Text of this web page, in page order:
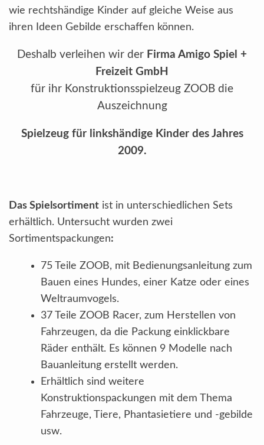
wie rechtshändige Kinder auf gleiche Weise aus
ihren Ideen Gebilde erschaffen können.
Deshalb verleihen wir der Firma Amigo Spiel +
Freizeit GmbH
für ihr Konstruktionsspielzeug ZOOB die
Auszeichnung
Spielzeug für linkshändige Kinder des Jahres
2009.
Das Spielsortiment ist in unterschiedlichen Sets
erhältlich. Untersucht wurden zwei
Sortimentspackungen:
75 Teile ZOOB, mit Bedienungsanleitung zum
Bauen eines Hundes, einer Katze oder eines
Weltraumvogels.
37 Teile ZOOB Racer, zum Herstellen von
Fahrzeugen, da die Packung einklickbare
Räder enthält. Es können 9 Modelle nach
Bauanleitung erstellt werden.
Erhältlich sind weitere
Konstruktionspackungen mit dem Thema
Fahrzeuge, Tiere, Phantasietiere und -gebilde
usw.